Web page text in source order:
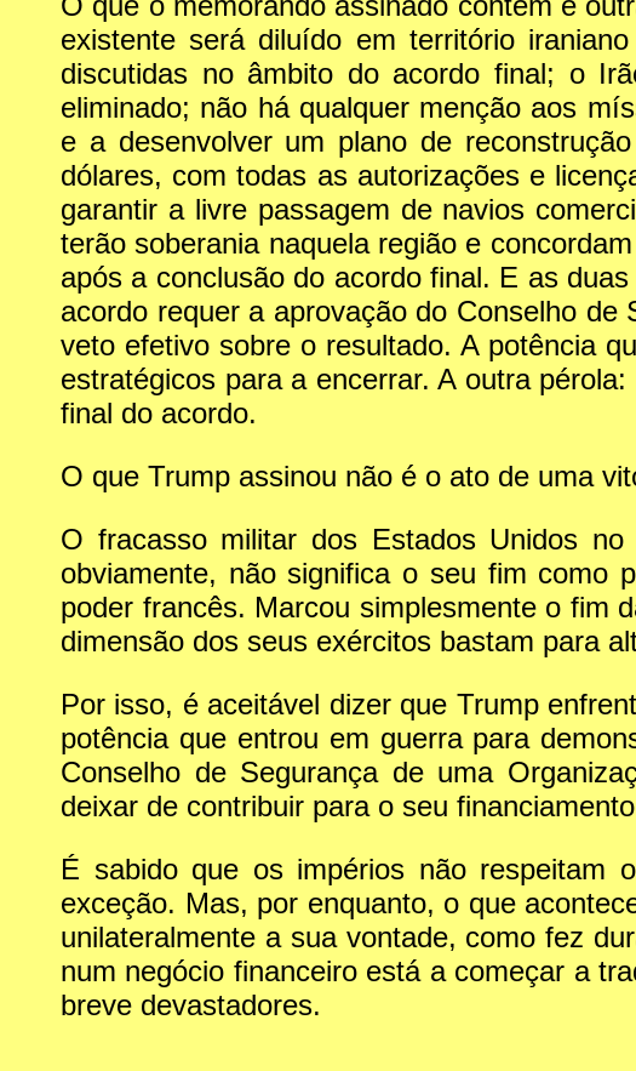
existente será diluído em território
discutidas no âmbito do acordo final; o
eliminado; não há qualquer menção aos
e a desenvolver um plano de
dólares, com todas as autorizações e
garantir a livre passagem de navios
terão soberania naquela região e
após a conclusão do acordo final. E as
acordo requer a aprovação do Conselho
veto efetivo sobre o resultado. A potência
estratégicos para a encerrar. A outra
final do acordo.
O que Trump assinou não é o ato de uma
O fracasso militar dos Estados Unidos
obviamente, não significa o seu fim como
poder francês. Marcou simplesmente o fim
dimensão dos seus exércitos bastam para
Por isso, é aceitável dizer que Trump
potência que entrou em guerra para
Conselho de Segurança de uma
deixar de contribuir para o seu
É sabido que os impérios não respeitam
exceção. Mas, por enquanto, o que
unilateralmente a sua vontade, como fez
num negócio financeiro está a começar a
breve devastadores.